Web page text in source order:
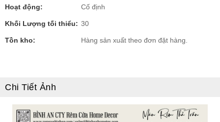
Hoạt động: Cố định
Khối Lượng tối thiểu: 30
Tồn kho: Hàng sản xuất theo đơn đặt hàng.
Chi Tiết Ảnh